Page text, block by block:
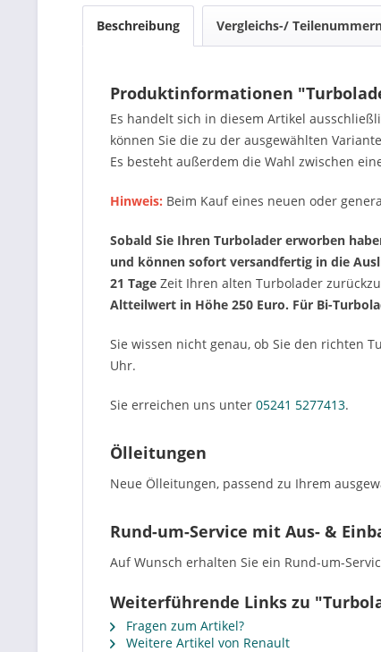
Beschreibung Vergleichs-/
Produktinformationen
Es handelt sich in diesem Artikel
können Sie die zu der ausgewählten
Es besteht außerdem die Wahl zwischen
Hinweis: Beim Kauf eines neuen oder
Sobald Sie Ihren Turbolader erworben
und können sofort versandfertig in die
21 Tage Zeit Ihren alten Turbolader
Altteilwert in Höhe 250 Euro. Für Bi-
Sie wissen nicht genau, ob Sie den richten
Uhr.
Sie erreichen uns unter 05241 5277413.
Ölleitungen
Neue Ölleitungen, passend zu Ihrem
Rund-um-Service mit Aus- &
Auf Wunsch erhalten Sie ein Rund-um-
Weiterführende Links zu
Fragen zum Artikel?
Weitere Artikel von Renault